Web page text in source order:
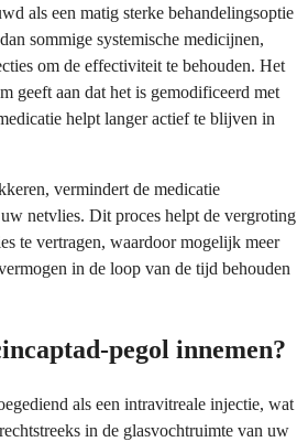
als een matig sterke behandelingsoptie
sommige systemische medicijnen,
om de effectiviteit te behouden. Het
geeft aan dat het is gemodificeerd met
helpt langer actief te blijven in
vermindert de medicatie
netvlies. Dit proces helpt de vergroting
te vertragen, waardoor mogelijk meer
in de loop van de tijd behouden
pegol innemen?
als een intravitreale injectie, wat
in de glasvochtruimte van uw